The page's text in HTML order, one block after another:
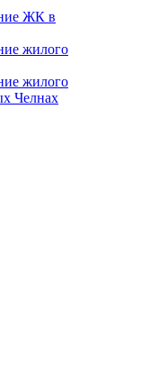
ЖК в
жилого
жилого
Челнах